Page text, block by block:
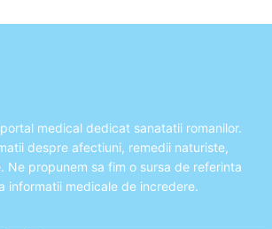
medical dedicat sanatatii romanilor.
despre afectiuni, remedii naturiste,
Ne propunem sa fim o sursa de referinta
informatii medicale de incredere.